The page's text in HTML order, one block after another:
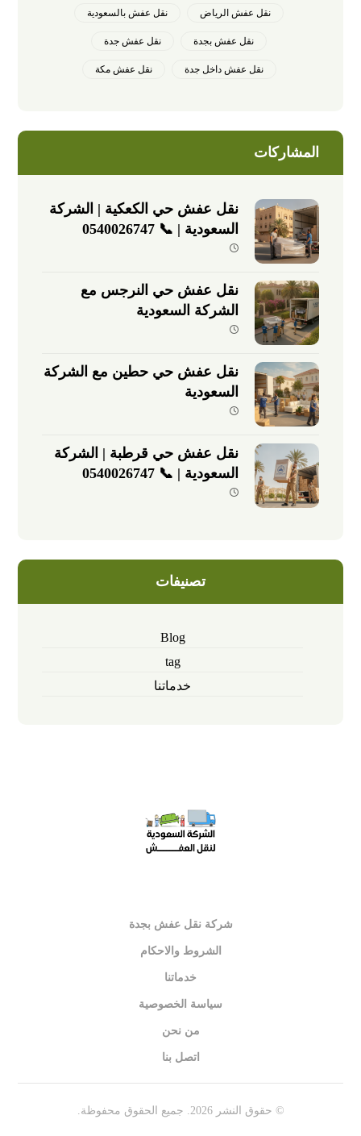
نقل عفش الرياض نقل عفش بالسعودية
نقل عفش بجدة نقل عفش جدة
نقل عفش داخل جدة نقل عفش مكة
المشاركات
نقل عفش حي الكعكية | الشركة
السعودية | 📞 0540026747
نقل عفش حي النرجس مع
الشركة السعودية
نقل عفش حي حطين مع الشركة
السعودية
نقل عفش حي قرطبة | الشركة
السعودية | 📞 0540026747
تصنيفات
Blog
tag
خدماتنا
شركة نقل عفش بجدة
الشروط والاحكام
خدماتنا
سياسة الخصوصية
من نحن
اتصل بنا
© حقوق النشر 2026. جميع الحقوق محفوظة.